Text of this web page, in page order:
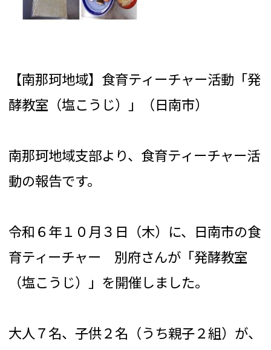
【南那珂地域】食育ティーチャー活動「発
酵教室（塩こうじ）」（日南市）
南那珂地域支部より、食育ティーチャー活
動の報告です。
令和６年１０月３日（木）に、日南市の食
育ティーチャー 別府さんが「発酵教室
（塩こうじ）」を開催しました。
大人７名、子供２名（うち親子２組）が、